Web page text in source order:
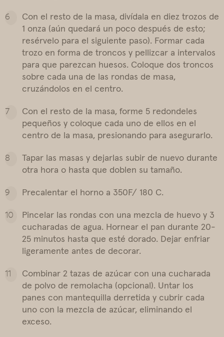
Con el resto de la masa, divídala en diez trozos de
1 onza (aún quedará un poco después de esto;
resérvelo para el siguiente paso). Formar cada
trozo en forma de troncos y pellizcar a intervalos
para que parezcan huesos. Coloque dos troncos
sobre cada una de las rondas de masa,
cruzándolos en el centro.
Con el resto de la masa, forme 5 redondeles
pequeños y coloque cada uno de ellos en el
centro de la masa, presionando para asegurarlo.
Tapar las masas y dejarlas subir de nuevo durante
otra hora o hasta que doblen su tamaño.
Precalentar el horno a 350F/ 180 C.
Pincelar las rondas con una mezcla de huevo y 3
cucharadas de agua. Hornear el pan durante 20-
25 minutos hasta que esté dorado. Dejar enfriar
ligeramente antes de decorar.
Combinar 2 tazas de azúcar con una cucharada
de polvo de remolacha (opcional). Untar los
panes con mantequilla derretida y cubrir cada
uno con la mezcla de azúcar, eliminando el
exceso.